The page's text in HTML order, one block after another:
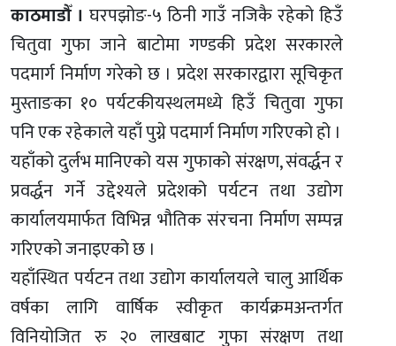
काठमाडौँ । घरपझोङ-५ ठिनी गाउँ नजिकै रहेको हिउँ
चितुवा गुफा जाने बाटोमा गण्डकी प्रदेश सरकारले
पदमार्ग निर्माण गरेको छ । प्रदेश सरकारद्वारा सूचिकृत
मुस्ताङका १० पर्यटकीयस्थलमध्ये हिउँ चितुवा गुफा
पनि एक रहेकाले यहाँ पुग्ने पदमार्ग निर्माण गरिएको हो ।
यहाँको दुर्लभ मानिएको यस गुफाको संरक्षण, संवर्द्धन र
प्रवर्द्धन गर्ने उद्देश्यले प्रदेशको पर्यटन तथा उद्योग
कार्यालयमार्फत विभिन्न भौतिक संरचना निर्माण सम्पन्न
गरिएको जनाइएको छ ।
यहाँस्थित पर्यटन तथा उद्योग कार्यालयले चालु आर्थिक
वर्षका लागि वार्षिक स्वीकृत कार्यक्रमअन्तर्गत
विनियोजित रु २० लाखबाट गुफा संरक्षण तथा